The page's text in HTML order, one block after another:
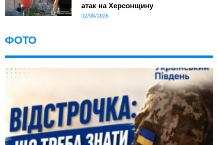
атак на Херсонщину
02/08/2026
ФОТО